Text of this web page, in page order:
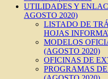
UTILIDADES Y
AGOSTO 2020)
LISTADO DE
HOJAS
MODELOS
(AGOSTO 2020)
OFICINAS DE
PROGRAMAS